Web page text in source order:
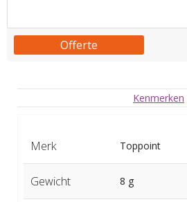
Offerte
Kenmerken
Merk Toppoint
Gewicht 8 g